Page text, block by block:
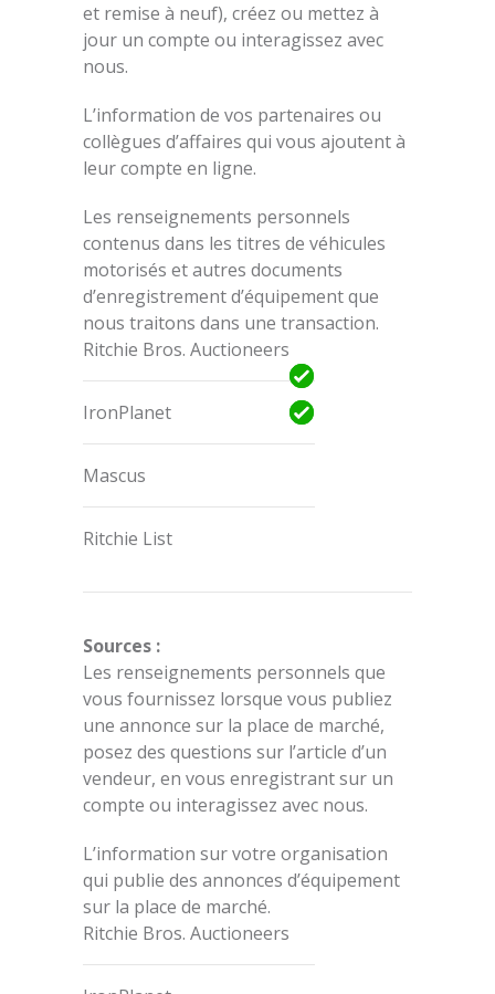
et remise à neuf), créez ou mettez à
jour un compte ou interagissez avec
nous.
L’information de vos partenaires ou
collègues d’affaires qui vous ajoutent à
leur compte en ligne.
Les renseignements personnels
contenus dans les titres de véhicules
motorisés et autres documents
d’enregistrement d’équipement que
nous traitons dans une transaction.
Ritchie Bros. Auctioneers
IronPlanet
Mascus
Ritchie List
Sources :
Les renseignements personnels que
vous fournissez lorsque vous publiez
une annonce sur la place de marché,
posez des questions sur l’article d’un
vendeur, en vous enregistrant sur un
compte ou interagissez avec nous.
L’information sur votre organisation
qui publie des annonces d’équipement
sur la place de marché.
Ritchie Bros. Auctioneers